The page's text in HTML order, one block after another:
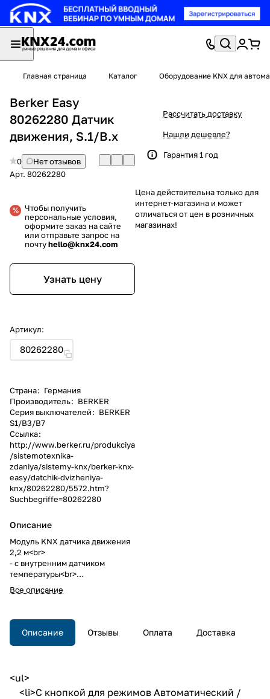
Главная страница Каталог Оборудование KNX для
Berker Easy
80262280 Датчик
движения, S.1/B.x
0
Нет отзывов
Арт. 80262280
Чтобы получить
персональные условия,
оформите заказ на сайте
или отправьте запрос на
почтуhello@knx24.com
Узнать цену
Артикул:
80262280
Страна: Германия
Производитель: BERKER
Серия выключателей: BERKER
S1/B3/B7
Ссылка:
http://www.berker.ru/produkciya
/sistemotexnika-
zdaniya/sistemy-knx/berker-knx-
easy/datchik-dvizheniya-
knx/80262280/5572.htm?
Suchbegriffe=80262280
Описание
Модуль KNX датчика движения
2,2 м<br>
- с внутренним датчиком
температуры<br>
- с шинным соединителем
Модуль KNX датчика движения
- с внутренним датчиком
температуры
- с шинным соединителем
Все описание
Рассчитать доставку
Нашли дешевле?
Гарантия 1 год
Цена действительна только для
интернет-магазина и может
отличаться от цен в розничных
магазинах!
Описание Отзывы Оплата Доставка
<ul>
<li>С кнопкой для режимов Автоматический /